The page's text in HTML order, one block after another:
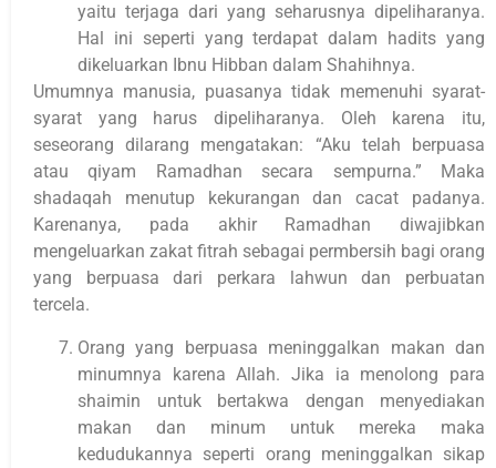
yaitu terjaga dari yang seharusnya dipeliharanya.
Hal ini seperti yang terdapat dalam hadits yang
dikeluarkan Ibnu Hibban dalam Shahihnya.
Umumnya manusia, puasanya tidak memenuhi syarat-
syarat yang harus dipeliharanya. Oleh karena itu,
seseorang dilarang mengatakan: “Aku telah berpuasa
atau qiyam Ramadhan secara sempurna.” Maka
shadaqah menutup kekurangan dan cacat padanya.
Karenanya, pada akhir Ramadhan diwajibkan
mengeluarkan zakat fitrah sebagai permbersih bagi orang
yang berpuasa dari perkara lahwun dan perbuatan
tercela.
Orang yang berpuasa meninggalkan makan dan
minumnya karena Allah. Jika ia menolong para
shaimin untuk bertakwa dengan menyediakan
makan dan minum untuk mereka maka
kedudukannya seperti orang meninggalkan sikap